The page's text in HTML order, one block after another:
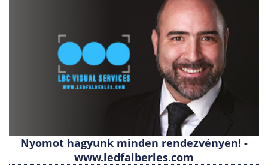
Nyomot hagyunk minden rendezvényen! -
www.ledfalberles.com